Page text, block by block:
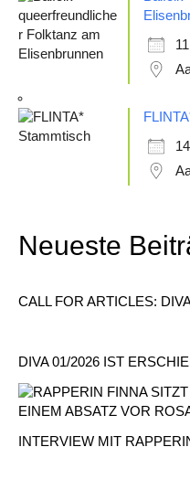
Neueste
CALL FOR ARTICLES:
DIVA 01/2026 IST
INTERVIEW MIT